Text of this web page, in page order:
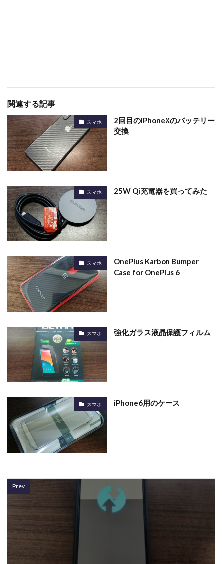
関連する記事
スマホ
2回目のiPhoneXのバッテリー
交換
スマホ 25W Qi充電器を買ってみた
スマホ
OnePlus Karbon Bumper
Case for OnePlus 6
スマホ 強化ガラス液晶保護フィルム
スマホ iPhone6用のケース
Prev